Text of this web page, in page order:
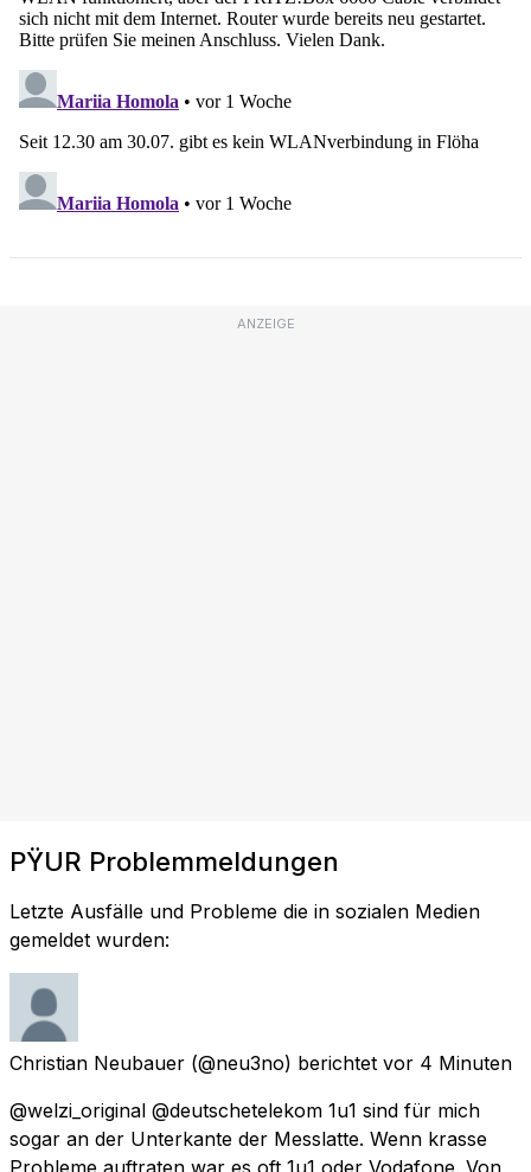
ANZEIGE
PŸUR Problemmeldungen
Letzte Ausfälle und Probleme die in sozialen Medien
gemeldet wurden:
Christian Neubauer (@neu3no) berichtet vor 4 Minuten
@welzi_original @deutschetelekom 1u1 sind für mich
sogar an der Unterkante der Messlatte. Wenn krasse
Probleme auftraten war es oft 1u1 oder Vodafone. Von